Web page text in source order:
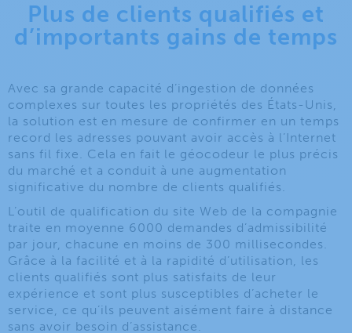
Plus de clients qualifiés et
d’importants gains de temps
Avec sa grande capacité d’ingestion de données
complexes sur toutes les propriétés des États-Unis,
la solution est en mesure de confirmer en un temps
record les adresses pouvant avoir accès à l’Internet
sans fil fixe. Cela en fait le géocodeur le plus précis
du marché et a conduit à une augmentation
significative du nombre de clients qualifiés.
L’outil de qualification du site Web de la compagnie
traite en moyenne 6000 demandes d’admissibilité
par jour, chacune en moins de 300 millisecondes.
Grâce à la facilité et à la rapidité d’utilisation, les
clients qualifiés sont plus satisfaits de leur
expérience et sont plus susceptibles d’acheter le
service, ce qu’ils peuvent aisément faire à distance
sans avoir besoin d’assistance.